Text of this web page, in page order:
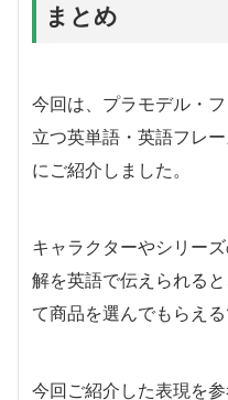
まとめ
今回は、プラモデル・
立つ英単語・英語フレ
にご紹介しました。
キャラクターやシリー
解を英語で伝えられる
て商品を選んでもらえる
今回ご紹介した表現を